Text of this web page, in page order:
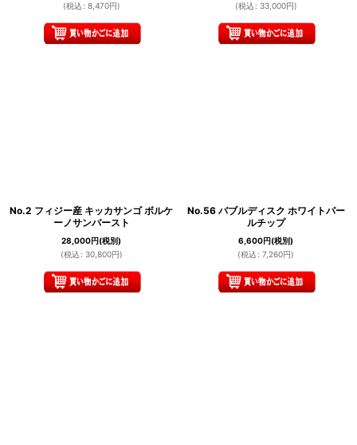
(税込 : 8,470円)
(税込 : 33,000円)
No.2 フィジー産 キッカサンゴ ボルケ
ーノサンバースト
28,000円(税別)
(税込 : 30,800円)
No.56 バブルディスク ホワイトパー
ルチップ
6,600円(税別)
(税込 : 7,260円)